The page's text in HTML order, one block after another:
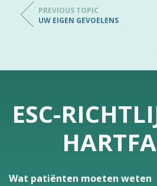
PREVIOUS TOPIC
UW EIGEN GEVOELENS
ESC-
Wat patiënten moeten weten